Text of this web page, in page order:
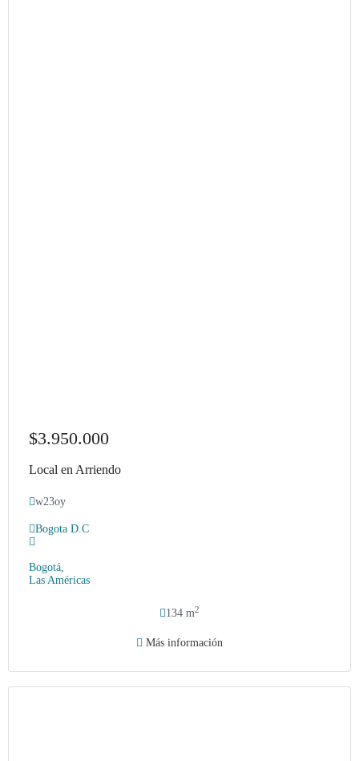
$3.950.000
Local en Arriendo
w23oy
Bogota D.C
Bogotá,
Las Américas
134 m2
Más información